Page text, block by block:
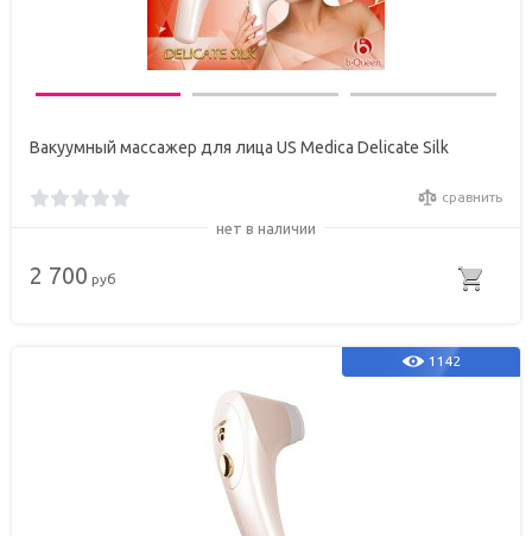
Вакуумный массажер для лица US Medica Delicate Silk
сравнить
нет в наличии
2 700 руб
1142